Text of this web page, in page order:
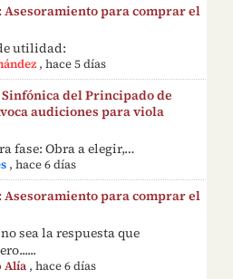
Asesoramiento para comprar el
utilidad:
,hace 5 días
del Principado de
audiciones para viola
fase: Obra a elegir,…
,hace 6 días
Asesoramiento para comprar el
sea la respuesta que
Alía ,hace 6 días